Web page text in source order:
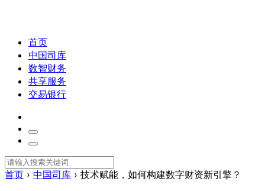
首页
中国司库
数智财务
共享服务
交易银行
首页 › 中国司库 › 技术赋能，如何构建数字财资新引擎？